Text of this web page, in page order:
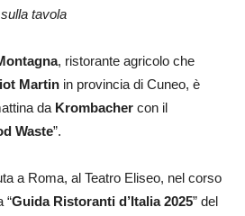
tavola
, ristorante agricolo che
Martin in provincia di Cuneo, è
da Krombacher con il
Waste”.
a Roma, al Teatro Eliseo, nel corso
“Guida Ristoranti d’Italia 2025” del